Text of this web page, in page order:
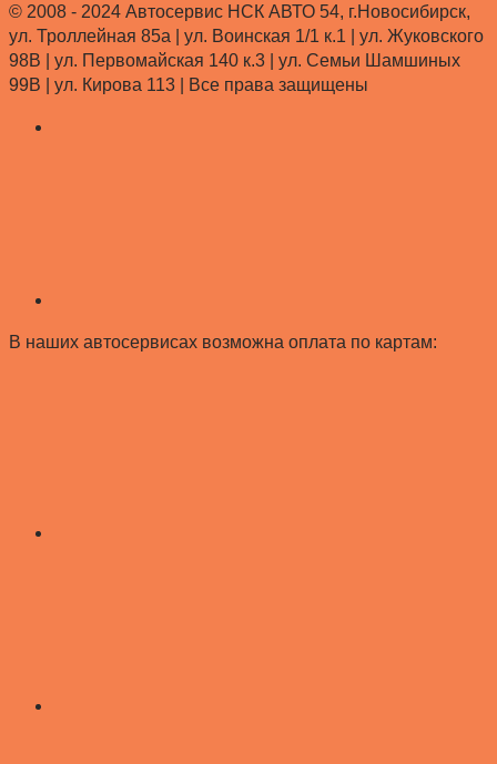
© 2008 - 2024 Автосервис НСК АВТО 54, г.Новосибирск,
ул. Троллейная 85а | ул. Воинская 1/1 к.1 | ул. Жуковского
98В | ул. Первомайская 140 к.3 | ул. Семьи Шамшиных
99В | ул. Кирова 113 |
Все права защищены
В наших автосервисах возможна оплата по картам: